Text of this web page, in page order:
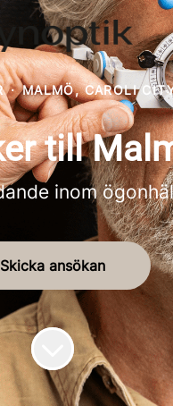
· MALMÖ, CAROLI
till
inom
Skicka ansökan